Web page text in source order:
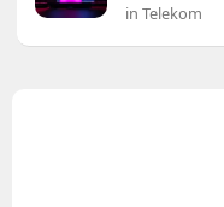
in Telekom